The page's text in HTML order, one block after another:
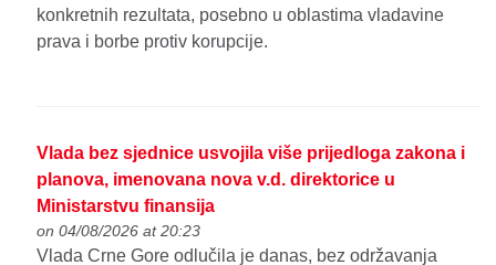
konkretnih rezultata, posebno u oblastima vladavine
prava i borbe protiv korupcije.
Vlada bez sjednice usvojila više prijedloga zakona i
planova, imenovana nova v.d. direktorice u
Ministarstvu finansija
on 04/08/2026 at 20:23
Vlada Crne Gore odlučila je danas, bez održavanja